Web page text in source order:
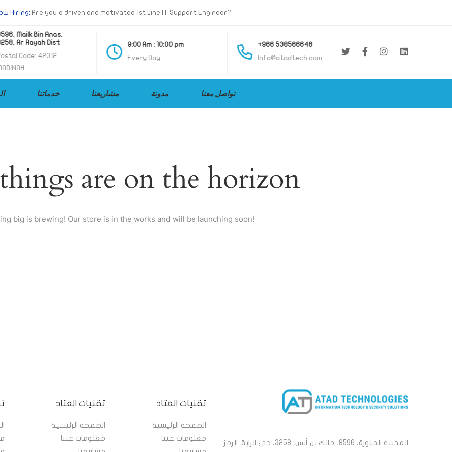
Hiring: Are you a driven and motivated 1st Line IT Support Engineer?
Mailk Bin Anas,
Ar Rayah Dist
Code: 42312
9:00 Am : 10:00 pm
Every Day
+966 538566646
Info@atadtech.com
Postal Code: 42312
خدماتنا مشاريعنا مدونة تواصل معنا
are on the horizon
big is brewing! Our store is in the works and will be launching soon!
المدينة المنورة، 8596، مالك بن أنس، 3258، حي الراية. الرمز
تقنيات العتاد
الصفحة الرئيسية
معلومات عننا
تقنيات العتاد
الصفحة الرئيسية
معلومات عننا